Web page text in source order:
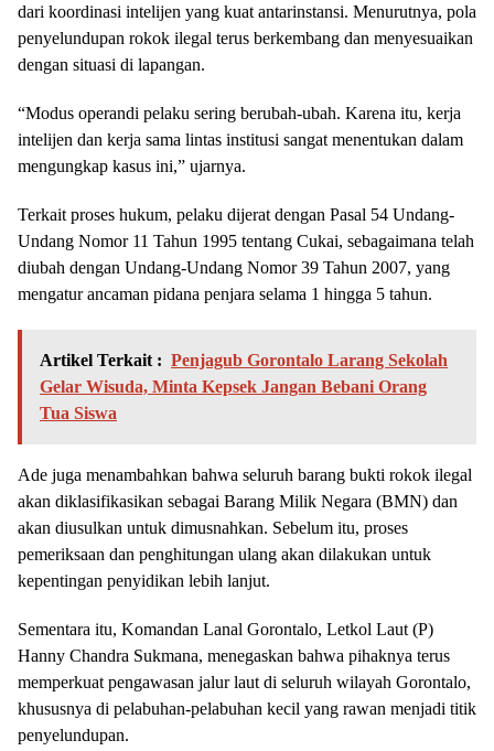
dari koordinasi intelijen yang kuat antarinstansi. Menurutnya, pola
penyelundupan rokok ilegal terus berkembang dan menyesuaikan
dengan situasi di lapangan.
“Modus operandi pelaku sering berubah-ubah. Karena itu, kerja
intelijen dan kerja sama lintas institusi sangat menentukan dalam
mengungkap kasus ini,” ujarnya.
Terkait proses hukum, pelaku dijerat dengan Pasal 54 Undang-
Undang Nomor 11 Tahun 1995 tentang Cukai, sebagaimana telah
diubah dengan Undang-Undang Nomor 39 Tahun 2007, yang
mengatur ancaman pidana penjara selama 1 hingga 5 tahun.
Artikel Terkait : Penjagub Gorontalo Larang Sekolah
Gelar Wisuda, Minta Kepsek Jangan Bebani Orang
Tua Siswa
Ade juga menambahkan bahwa seluruh barang bukti rokok ilegal
akan diklasifikasikan sebagai Barang Milik Negara (BMN) dan
akan diusulkan untuk dimusnahkan. Sebelum itu, proses
pemeriksaan dan penghitungan ulang akan dilakukan untuk
kepentingan penyidikan lebih lanjut.
Sementara itu, Komandan Lanal Gorontalo, Letkol Laut (P)
Hanny Chandra Sukmana, menegaskan bahwa pihaknya terus
memperkuat pengawasan jalur laut di seluruh wilayah Gorontalo,
khususnya di pelabuhan-pelabuhan kecil yang rawan menjadi titik
penyelundupan.